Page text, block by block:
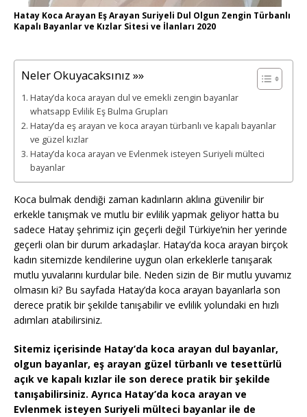
Hatay Koca Arayan Eş Arayan Suriyeli Dul Olgun Zengin Türbanlı
Kapalı Bayanlar ve Kızlar Sitesi ve İlanları 2020
Neler Okuyacaksınız »»
Hatay’da koca arayan dul ve emekli zengin bayanlar
whatsapp Evlilik Eş Bulma Grupları
Hatay’da eş arayan ve koca arayan türbanlı ve kapalı bayanlar
ve güzel kızlar
Hatay’da koca arayan ve Evlenmek isteyen Suriyeli mülteci
bayanlar
Koca bulmak dendiği zaman kadınların aklına güvenilir bir
erkekle tanışmak ve mutlu bir evlilik yapmak geliyor hatta bu
sadece Hatay şehrimiz için geçerli değil Türkiye’nin her yerinde
geçerli olan bir durum arkadaşlar. Hatay’da koca arayan birçok
kadın sitemizde kendilerine uygun olan erkeklerle tanışarak
mutlu yuvalarını kurdular bile. Neden sizin de Bir mutlu yuvamız
olmasın ki? Bu sayfada Hatay’da koca arayan bayanlarla son
derece pratik bir şekilde tanışabilir ve evlilik yolundaki en hızlı
adımları atabilirsiniz.
Sitemiz içerisinde Hatay’da koca arayan dul bayanlar,
olgun bayanlar, eş arayan güzel türbanlı ve tesettürlü
açık ve kapalı kızlar ile son derece pratik bir şekilde
tanışabilirsiniz. Ayrıca Hatay’da koca arayan ve
Evlenmek isteyen Suriyeli mülteci bayanlar ile de